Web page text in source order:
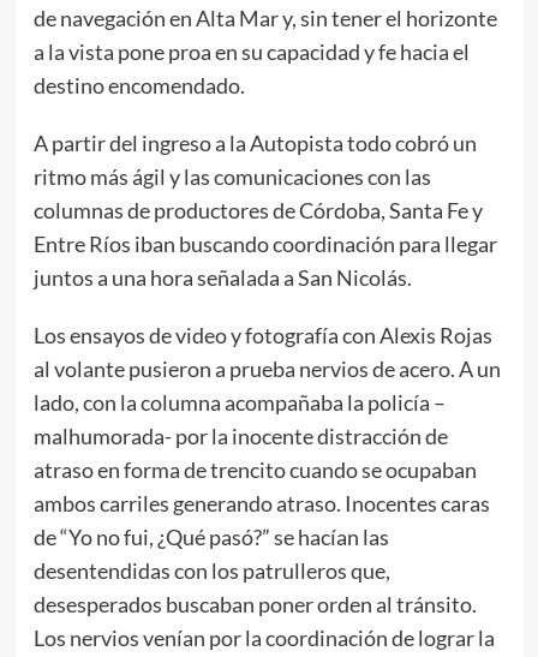
de navegación en Alta Mar y, sin tener el horizonte
a la vista pone proa en su capacidad y fe hacia el
destino encomendado.
A partir del ingreso a la Autopista todo cobró un
ritmo más ágil y las comunicaciones con las
columnas de productores de Córdoba, Santa Fe y
Entre Ríos iban buscando coordinación para llegar
juntos a una hora señalada a San Nicolás.
Los ensayos de video y fotografía con Alexis Rojas
al volante pusieron a prueba nervios de acero. A un
lado, con la columna acompañaba la policía –
malhumorada- por la inocente distracción de
atraso en forma de trencito cuando se ocupaban
ambos carriles generando atraso. Inocentes caras
de “Yo no fui, ¿Qué pasó?” se hacían las
desentendidas con los patrulleros que,
desesperados buscaban poner orden al tránsito.
Los nervios venían por la coordinación de lograr la